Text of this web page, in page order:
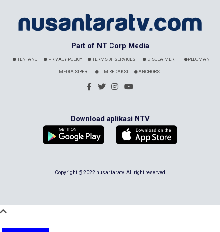
Part of NT Corp Media
TENTANG PRIVACY POLICY TERMS OF SERVICES DISCLAIMER PEDOMAN
MEDIA SIBER TIM REDAKSI ANCHORS
Download aplikasi NTV
Copyright @ 2022 nusantaratv. All right reserved